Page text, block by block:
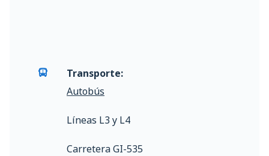
Transporte:
Autobús
Líneas L3 y L4
Carretera GI-535